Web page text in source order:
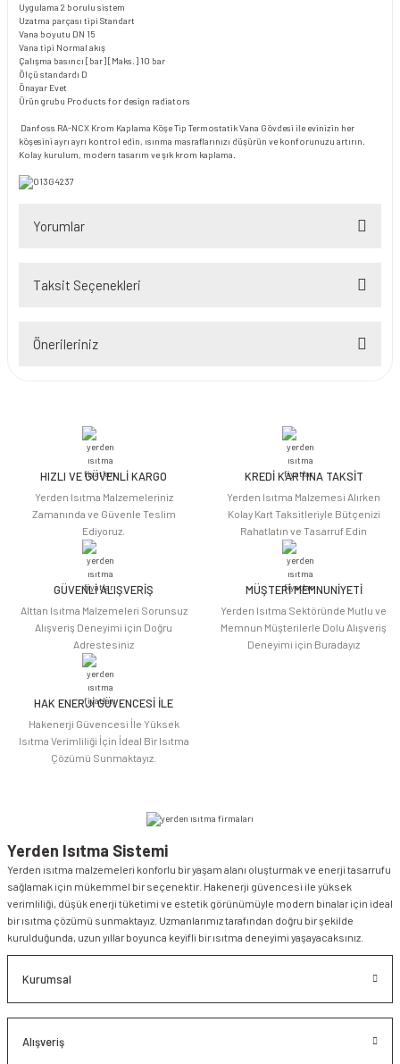
Uygulama 2 borulu sistem
Uzatma parçası tipi Standart
Vana boyutu DN 15
Vana tipi Normal akış
Çalışma basıncı [bar] [Maks.] 10 bar
Ölçü standardı D
Önayar Evet
Ürün grubu Products for design radiators
Danfoss RA-NCX Krom Kaplama Köşe Tip Termostatik Vana Gövdesi ile evinizin her
köşesini ayrı ayrı kontrol edin, ısınma masraflarınızı düşürün ve konforunuzu artırın.
Kolay kurulum, modern tasarım ve şık krom kaplama.
Yorumlar
Taksit Seçenekleri
Önerileriniz
iletebilirsiniz.
Görüş ve önerileriniz için teşekkür ederiz.
Ürün açıklamasında eksik bilgiler bulunuyor.
Ürün bilgilerinde hatalar bulunuyor.
Ürün fiyatı diğer sitelerden daha pahalı.
Bu ürüne benzer farklı alternatifler olmalı.
HIZLI VE GÜVENLİ KARGO
Yerden Isıtma Malzemeleriniz
Zamanında ve Güvenle Teslim
Ediyoruz.
KREDİ KARTINA TAKSİT
Yerden Isıtma Malzemesi Alırken
Kolay Kart Taksitleriyle Bütçenizi
Rahatlatın ve Tasarruf Edin
GÜVENLİ ALIŞVERİŞ
Alttan Isıtma Malzemeleri Sorunsuz
Alışveriş Deneyimi için Doğru
Adrestesiniz
MÜŞTERİ MEMNUNİYETİ
Yerden Isıtma Sektöründe Mutlu ve
Memnun Müşterilerle Dolu Alışveriş
Deneyimi için Buradayız
HAK ENERJİ GÜVENCESİ İLE
Hakenerji Güvencesi İle Yüksek
Isıtma Verimliliği İçin İdeal Bir Isıtma
Çözümü Sunmaktayız.
Yerden Isıtma Sistemi
Yerden ısıtma malzemeleri konforlu bir yaşam alanı oluşturmak ve enerji tasarrufu
sağlamak için mükemmel bir seçenektir. Hakenerji güvencesi ile yüksek
verimliliği, düşük enerji tüketimi ve estetik görünümüyle modern binalar için ideal
bir ısıtma çözümü sunmaktayız. Uzmanlarımız tarafından doğru bir şekilde
kurulduğunda, uzun yıllar boyunca keyifli bir ısıtma deneyimi yaşayacaksınız.
Kurumsal
Alışveriş